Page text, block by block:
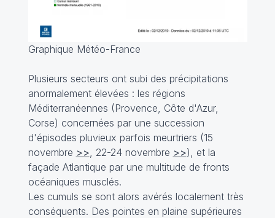
Graphique Météo-France
Plusieurs secteurs ont subi des précipitations
anormalement élevées : les régions
Méditerranéennes (Provence, Côte d'Azur,
Corse) concernées par une succession
d'épisodes pluvieux parfois meurtriers (15
novembre >> , 22-24 novembre >>), et la
façade Atlantique par une multitude de fronts
océaniques musclés.
Les cumuls se sont alors avérés localement très
conséquents. Des pointes en plaine supérieures